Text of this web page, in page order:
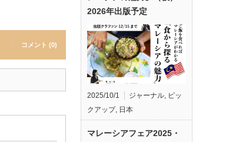
コメント (0)
2026年出版予定
2025/10/1 ジャーナル, ピッ
クアップ, 日本
マレーシアフェア2025・